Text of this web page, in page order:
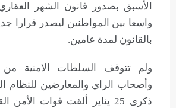
الأسبق بصدور قانون الشهر
واسعا بين المواطنين ليصدر قرارا
بالقانون لمدة عامين.
ولم تتوقف السلطات الامنية من
وأصحاب الراي والمعارضين للنظام
ذكرى 25 يناير ألقت قوات